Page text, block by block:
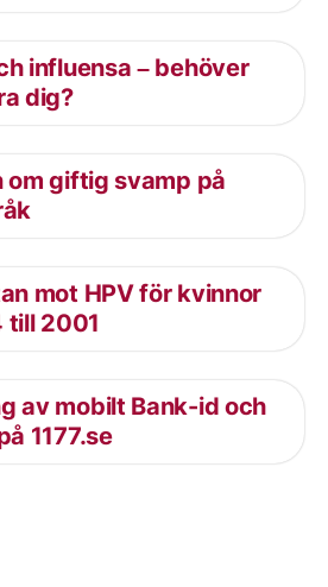
influensa – behöver
dig?
om giftig svamp på
mot HPV för kvinnor
till 2001
av mobilt Bank-id och
1177.se